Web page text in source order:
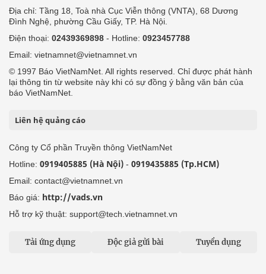
Địa chỉ: Tầng 18, Toà nhà Cục Viễn thông (VNTA), 68 Dương
Đình Nghệ, phường Cầu Giấy, TP. Hà Nội.
Điện thoại: 02439369898 - Hotline: 0923457788
Email: vietnamnet@vietnamnet.vn
© 1997 Báo VietNamNet. All rights reserved. Chỉ được phát hành
lại thông tin từ website này khi có sự đồng ý bằng văn bản của
báo VietNamNet.
Liên hệ quảng cáo
Công ty Cổ phần Truyền thông VietNamNet
Hotline: 0919405885 (Hà Nội) - 0919435885 (Tp.HCM)
Email: contact@vietnamnet.vn
Báo giá: http://vads.vn
Hỗ trợ kỹ thuật: support@tech.vietnamnet.vn
Tải ứng dụng Độc giả gửi bài Tuyển dụng